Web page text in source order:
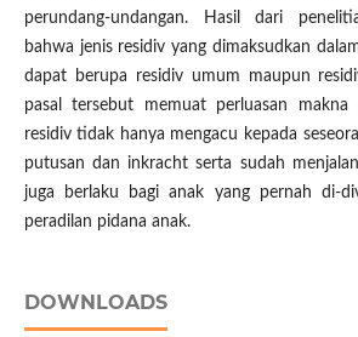
perundang-undangan. Hasil dari
bahwa jenis residiv yang dimaksudkan
dapat berupa residiv umum maupun
pasal tersebut memuat perluasan
residiv tidak hanya mengacu kepada
putusan dan inkracht serta sudah
juga berlaku bagi anak yang pernah di-
peradilan pidana anak.
DOWNLOADS